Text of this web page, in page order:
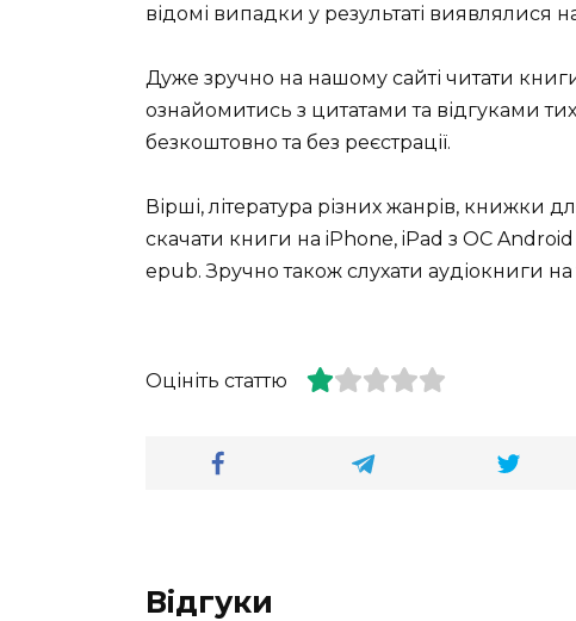
відомі випадки у результаті виявлялися
Дуже зручно на нашому сайті читати
ознайомитись з цитатами та відгуками
безкоштовно та без реєстрації.
Вірші, література різних жанрів,
скачати книги на iPhone, iPad з ОС
epub. Зручно також слухати аудіокниги на
Оцініть статтю
Відгуки